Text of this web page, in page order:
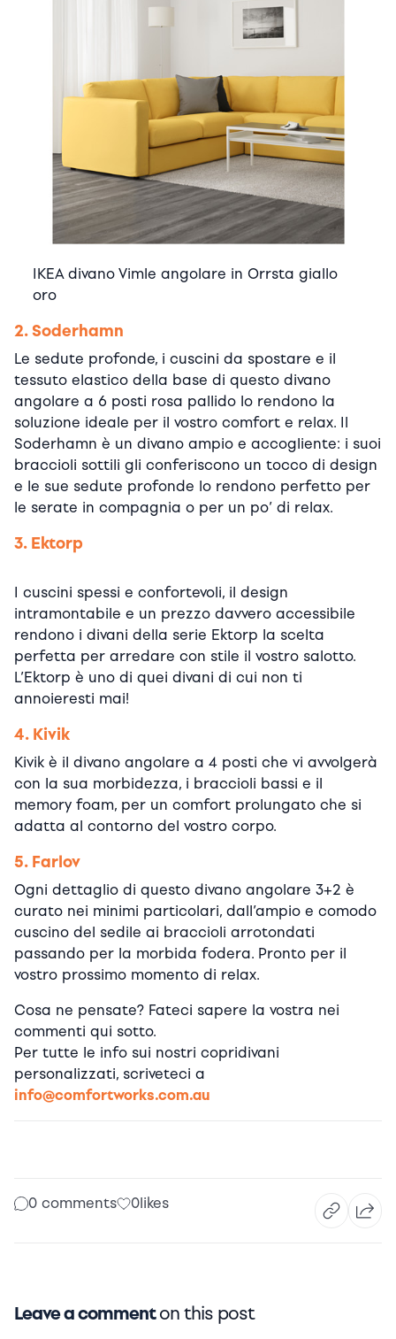
IKEA divano Vimle angolare in Orrsta giallo
oro
2. Soderhamn
Le sedute profonde, i cuscini da spostare e il
tessuto elastico della base di questo divano
angolare a 6 posti rosa pallido lo rendono la
soluzione ideale per il vostro comfort e relax. Il
Soderhamn è un divano ampio e accogliente: i suoi
braccioli sottili gli conferiscono un tocco di design
e le sue sedute profonde lo rendono perfetto per
le serate in compagnia o per un po’ di relax.
3. Ektorp
I cuscini spessi e confortevoli, il design
intramontabile e un prezzo davvero accessibile
rendono i divani della serie Ektorp la scelta
perfetta per arredare con stile il vostro salotto.
L’Ektorp è uno di quei divani di cui non ti
annoieresti mai!
4. Kivik
Kivik è il divano angolare a 4 posti che vi avvolgerà
con la sua morbidezza, i braccioli bassi e il
memory foam, per un comfort prolungato che si
adatta al contorno del vostro corpo.
5. Farlov
Ogni dettaglio di questo divano angolare 3+2 è
curato nei minimi particolari, dall’ampio e comodo
cuscino del sedile ai braccioli arrotondati
passando per la morbida fodera. Pronto per il
vostro prossimo momento di relax.
Cosa ne pensate? Fateci sapere la vostra nei
commenti qui sotto.
Per tutte le info sui nostri copridivani
personalizzati, scriveteci a
info@comfortworks.com.au
0 comments 0 likes
Leave a commenton this post